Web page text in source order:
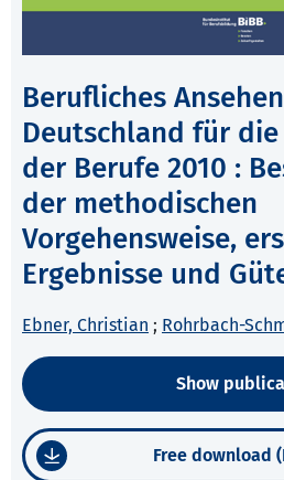
Berufliches
Deutschland für
der Berufe 2010 :
der methodischen
Vorgehensweise,
Ergebnisse und
Ebner, Christian ; Rohrbach-
Show
Free download